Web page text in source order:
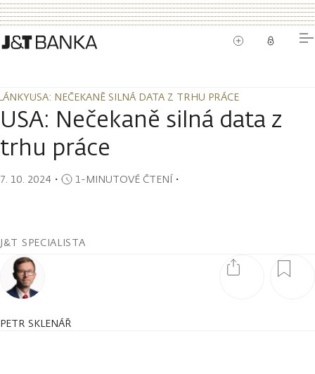
USA: NEČEKANĚ SILNÁ DATA Z TRHU PRÁCE
USA: NEČEKANĚ SILNÁ DATA Z TRHU PRÁCE
USA: Nečekaně silná data z
trhu práce
7. 10. 2024 ・ 1-MINUTOVÉ ČTENÍ・
J&T SPECIALISTA
PETR SKLENÁŘ